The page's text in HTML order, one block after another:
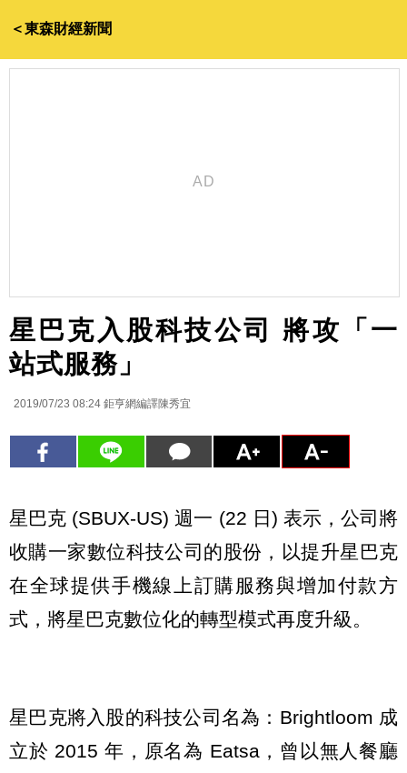
＜東森財經新聞
星巴克入股科技公司 將攻「一
站式服務」
2019/07/23 08:24 鉅亨網編譯陳秀宜
星巴克 (SBUX-US) 週一 (22 日) 表示，公司將
收購一家數位科技公司的股份，以提升星巴克
在全球提供手機線上訂購服務與增加付款方
式，將星巴克數位化的轉型模式再度升級。
星巴克將入股的科技公司名為：Brightloom 成
立於 2015 年，原名為 Eatsa，曾以無人餐廳